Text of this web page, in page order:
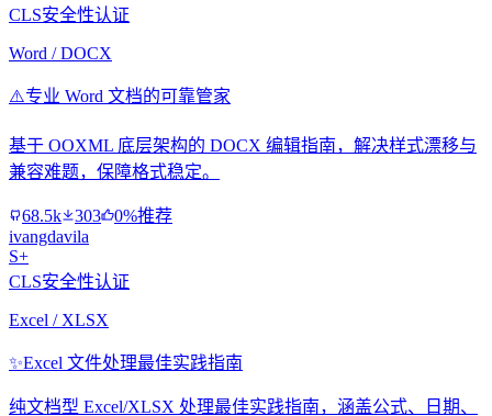
CLS安全性认证
Word / DOCX
⚠️专业 Word 文档的可靠管家
基于 OOXML 底层架构的 DOCX 编辑指南，解决样式漂移与
兼容难题，保障格式稳定。
68.5k 303
0%推荐
ivangdavila
S+
CLS安全性认证
Excel / XLSX
✨Excel 文件处理最佳实践指南
纯文档型 Excel/XLSX 处理最佳实践指南，涵盖公式、日期、